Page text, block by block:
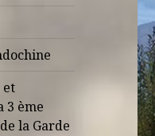
et
3 ème
la Garde